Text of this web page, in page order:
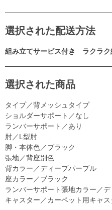
選択された配送方法
組み立てサービス付き ラクラク
選択された商品
タイプ／背メッシュタイプ
ショルダーサポート／なし
ランバーサポート／あり
肘／L型肘
脚・本体色／ブラック
張地／背座別色
背カラー／ディープパープル
座カラー／ブラック
ランバーサポート張地カラー／
キャスター／カーペット用キャス